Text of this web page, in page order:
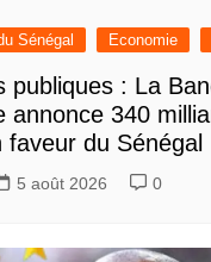
Sénégal Economie
publiques : La
annonce 340
faveur du Sénégal
5 août 2026 0